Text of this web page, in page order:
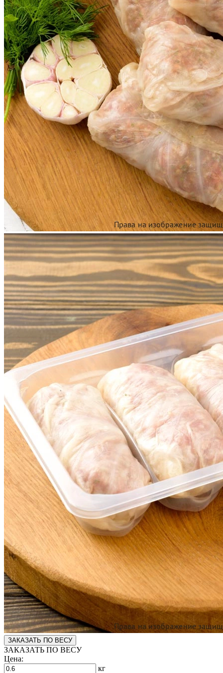
ЗАКАЗАТЬ ПО ВЕСУ
ЗАКАЗАТЬ ПО ВЕСУ
Цена:
кг